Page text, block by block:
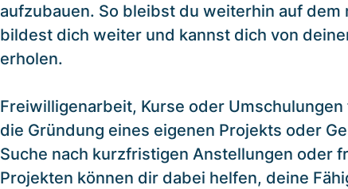
aufzubauen. So bleibst du weiterhin auf dem
bildest dich weiter und kannst dich von
erholen.
Freiwilligenarbeit, Kurse oder
die Gründung eines eigenen Projekts oder
Suche nach kurzfristigen Anstellungen oder
Projekten können dir dabei helfen, deine